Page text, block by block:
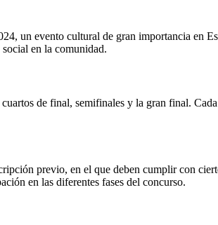
un evento cultural de gran importancia en
en la comunidad.
de final, semifinales y la gran final. Cada
previo, en el que deben cumplir con
en las diferentes fases del concurso.